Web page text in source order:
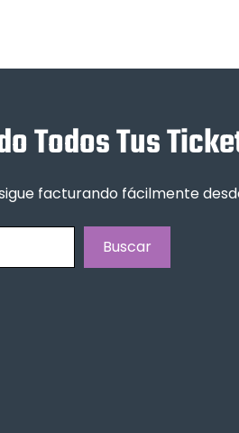
Todos Tus
facturando fácilmente
Buscar